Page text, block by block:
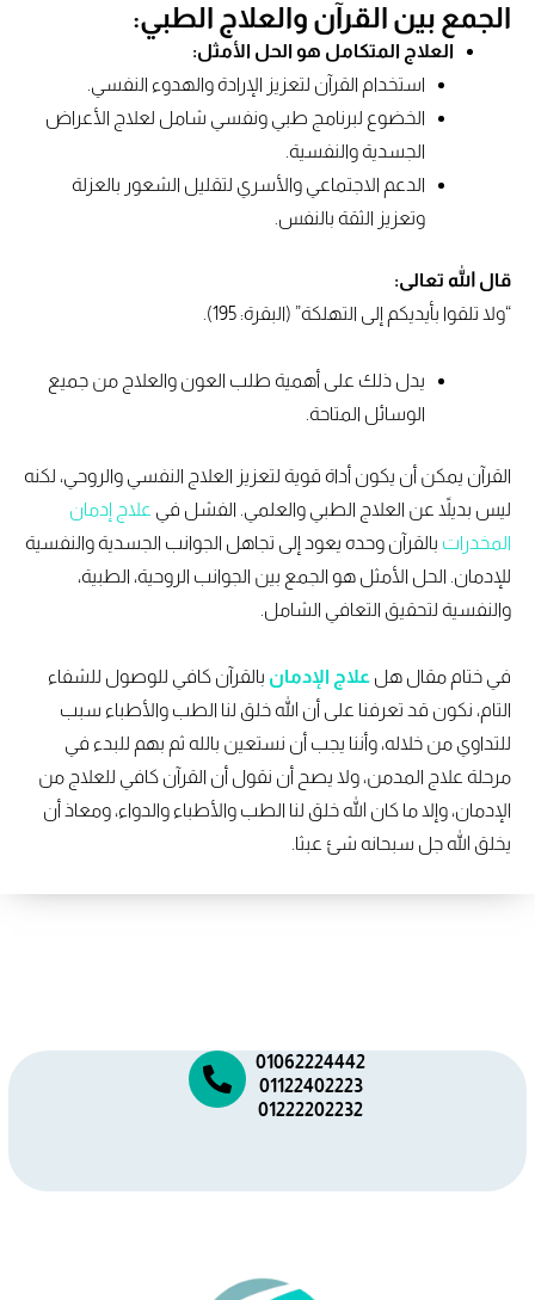
الجمع بين القرآن والعلاج الطبي:
العلاج المتكامل هو الحل الأمثل:
استخدام القرآن لتعزيز الإرادة والهدوء النفسي.
الخضوع لبرنامج طبي ونفسي شامل لعلاج الأعراض
الجسدية والنفسية.
الدعم الاجتماعي والأسري لتقليل الشعور بالعزلة
وتعزيز الثقة بالنفس.
قال الله تعالى:
“ولا تلقوا بأيديكم إلى التهلكة” (البقرة: 195).
يدل ذلك على أهمية طلب العون والعلاج من جميع
الوسائل المتاحة.
القرآن يمكن أن يكون أداة قوية لتعزيز العلاج النفسي والروحي، لكنه
ليس بديلاً عن العلاج الطبي والعلمي. الفشل في
علاج إدمان
المخدراتبالقرآن وحده يعود إلى تجاهل الجوانب الجسدية والنفسية
للإدمان. الحل الأمثل هو الجمع بين الجوانب الروحية، الطبية،
والنفسية لتحقيق التعافي الشامل.
في ختام مقال هل علاج الإدمانبالقرآن كافي للوصول للشفاء
التام، نكون قد تعرفنا على أن الله خلق لنا الطب والأطباء سبب
للتداوي من خلاله، وأننا يجب أن نستعين بالله ثم بهم للبدء في
مرحلة علاج المدمن، ولا يصح أن نقول أن القرآن كافي للعلاج من
الإدمان، وإلا ما كان الله خلق لنا الطب والأطباء والدواء، ومعاذ أن
يخلق الله جل سبحانه شئ عبثا.
01062224442
01122402223
01222202232